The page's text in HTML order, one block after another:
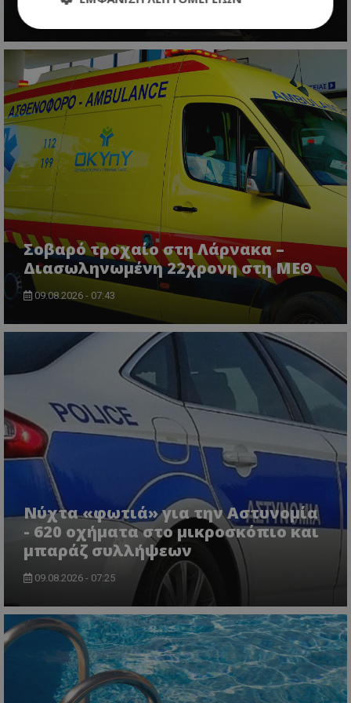
Σοβαρό τροχαίο στη Λάρνακα –
Διασωληνωμένη 22χρονη στη ΜΕΘ
09.08.2026 - 07:43
Νύχτα «φωτιά» για την Αστυνομία
- 620 οχήματα στο μικροσκόπιο και
μπαράζ συλλήψεων
09.08.2026 - 07:25
Απολύτως απαραίτητα
Απόδοσης
Στόχευσης
Λειτουργικότητας
Μη ταξινομημένα
Τα απολύτως απαραίτητα cookies επιτρέπουν
βασικές λειτουργίες του ιστότοπου, όπως τη
σύνδεση χρήστη και τη διαχείριση λογαριασμού.
Ο ιστότοπος δεν μπορεί να χρησιμοποιηθεί σωστά
χωρίς τα απολύτως απαραίτητα cookies.
Προμηθευτής/ Πεδίο
usprivacy
ASP.NET_SessionId
Microsoft Corporation
VISITOR_PRIVACY_METADATA
YouTube
.youtube.com